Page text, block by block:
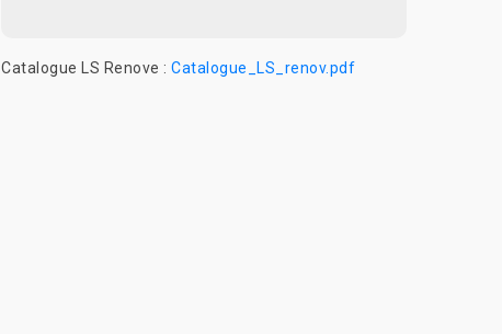
Catalogue LS Renove : Catalogue_LS_renov.pdf